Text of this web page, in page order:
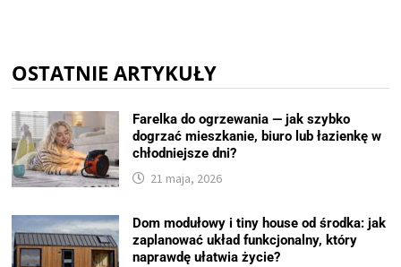
OSTATNIE ARTYKUŁY
Farelka do ogrzewania — jak szybko
dogrzać mieszkanie, biuro lub łazienkę w
chłodniejsze dni?
21 maja, 2026
Dom modułowy i tiny house od środka: jak
zaplanować układ funkcjonalny, który
naprawdę ułatwia życie?